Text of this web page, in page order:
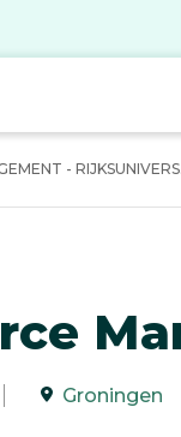
-
Groningen